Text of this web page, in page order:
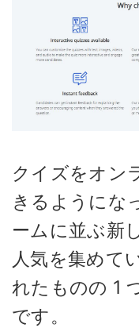
クイズをオン
きるようにな
ームに並ぶ新
人気を集めて
れたものの 1
です。